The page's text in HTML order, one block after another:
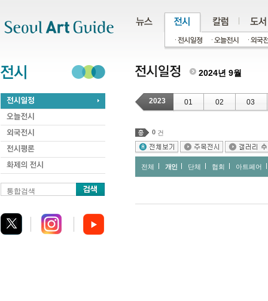
통합검색
2024년 9월
2023 01 02 03
0 건
전체 개인 단체 협회 아트페어